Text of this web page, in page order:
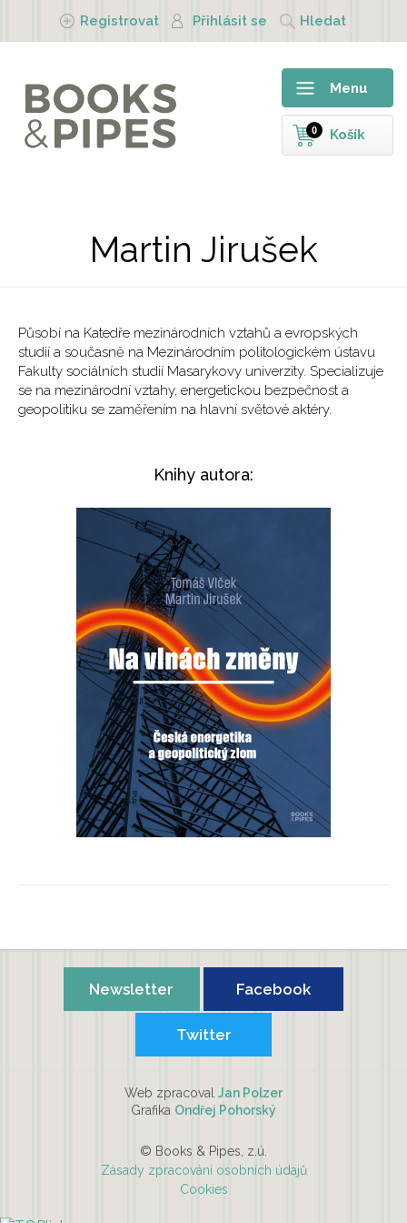
Registrovat Přihlásit se Hledat
Menu
Košík
0
Martin Jirušek
Působí na Katedře mezinárodních vztahů a evropských
studií a současně na Mezinárodním politologickém ústavu
Fakulty sociálních studií Masarykovy univerzity. Specializuje
se na mezinárodní vztahy, energetickou bezpečnost a
geopolitiku se zaměřením na hlavní světové aktéry.
Knihy autora
Newsletter Facebook
Twitter
Web zpracoval Jan Polzer
Grafika Ondřej Pohorský
© Books & Pipes, z.ú.
Zásady zpracování osobních údajů
Cookies